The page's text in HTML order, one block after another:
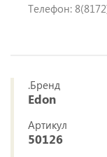
Телефон:
.Бренд
Edon
Артикул
50126